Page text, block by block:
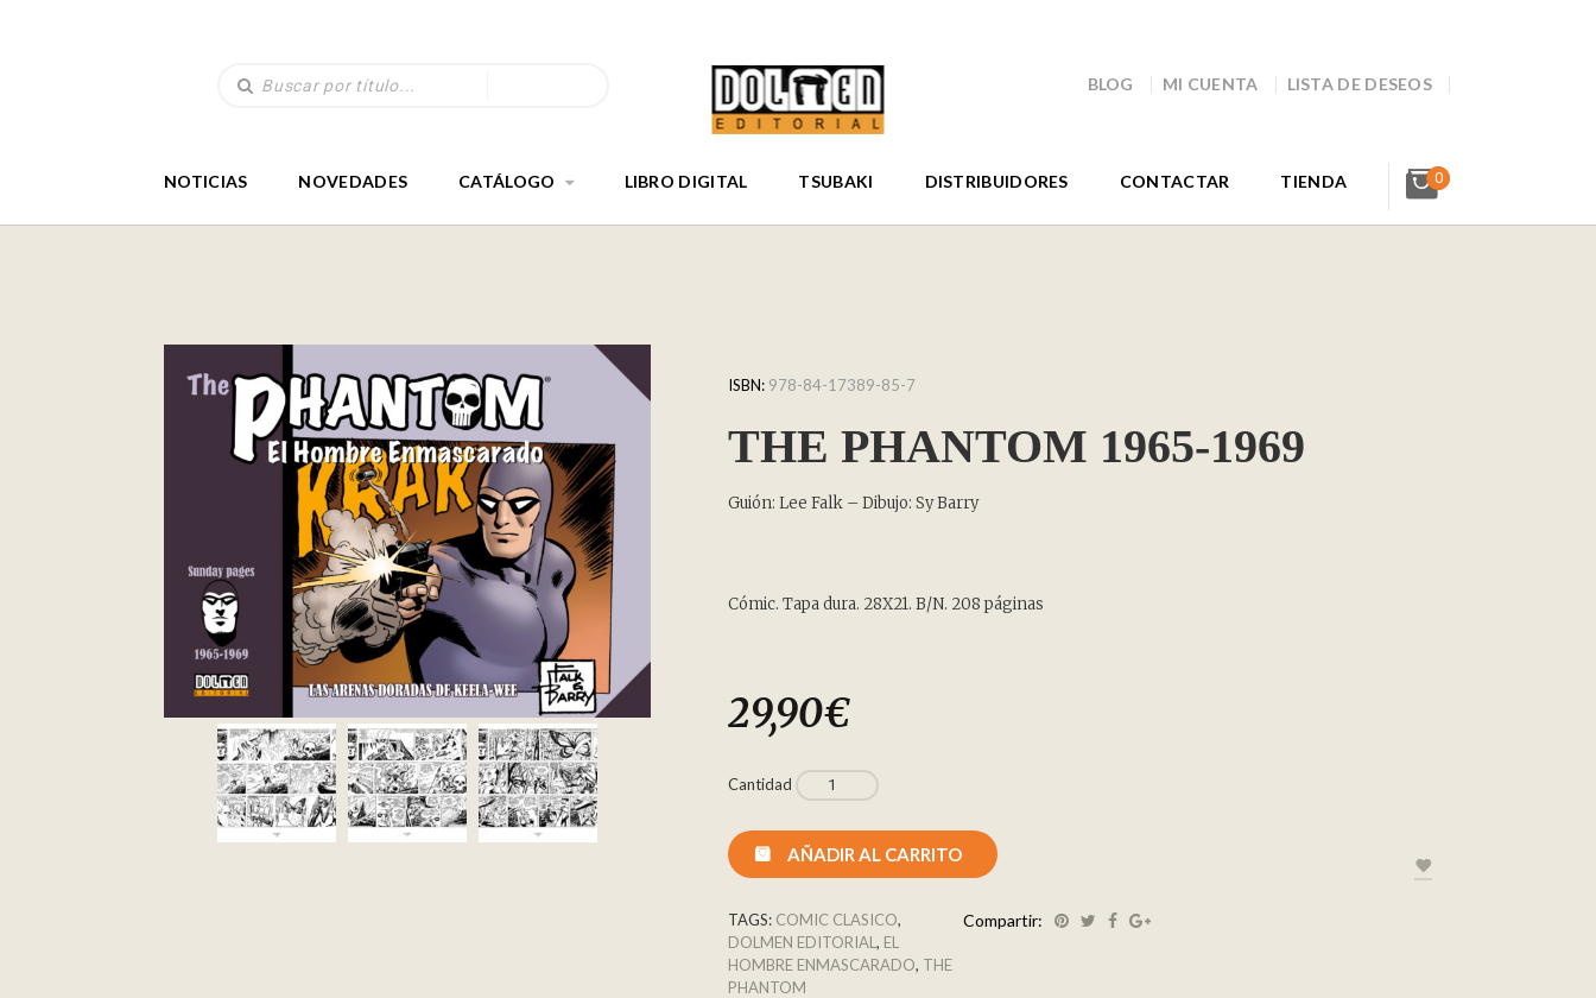
BLOG MI CUENTA LISTA DE DESEOS
NOTICIAS NOVEDADES CATÁLOGO LIBRO DIGITAL TSUBAKI DISTRIBUIDORES CONTACTAR TIENDA 0
ISBN: 978-84-17389-85-7
THE PHANTOM 1965-1969
Guión: Lee Falk – Dibujo: Sy Barry
Cómic. Tapa dura. 28X21. B/N. 208 páginas
29,90€
Cantidad
AÑADIR AL CARRITO
TAGS: COMIC CLASICO,
DOLMEN EDITORIAL , EL
HOMBRE ENMASCARADO, THE
PHANTOM
Compartir: